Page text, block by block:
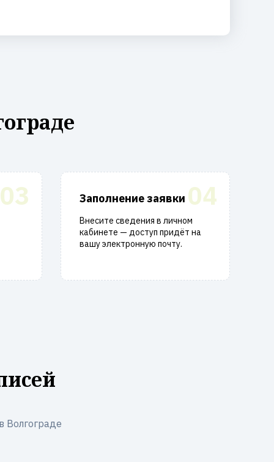
03 04
Заполнение заявки
Внесите сведения в личном
кабинете — доступ придёт на
вашу электронную почту.
Волгограде